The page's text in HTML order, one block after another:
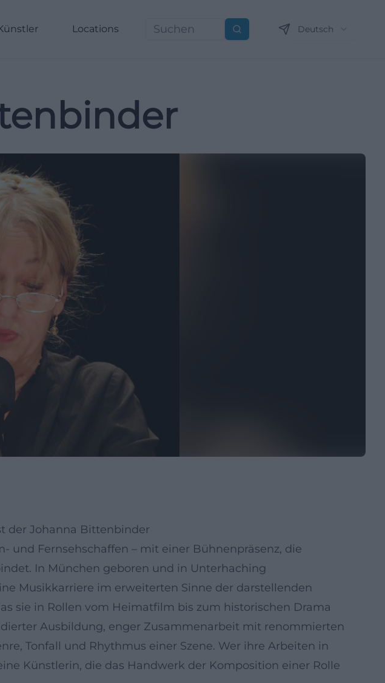
Locations Suchen Deutsch
der Johanna Bittenbinder
und Fernsehschaffen – mit einer Bühnenpräsenz, die
In München geboren und in Unterhaching
Musikkarriere im erweiterten Sinne der darstellenden
sie in Rollen vom Heimatfilm bis zum historischen Drama
Ausbildung, enger Zusammenarbeit mit renommierten
Tonfall und Rhythmus einer Szene. Wer ihre Arbeiten in
Künstlerin, die das Handwerk der Komposition einer Rolle